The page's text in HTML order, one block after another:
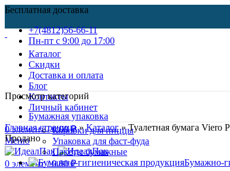
Бесплатная доставка
+7(4812)56-66-11
Пн-пт c 9:00 до 17:00
Каталог
Скидки
Доставка и оплата
Блог
Контакты
Личный кабинет
0элемент / 0.00₽
Меню
0 элемент / 0.00₽
Просмотр категорий
Бумажная упаковка
Коробки для пиццы
Упаковка для фаст-фуда
Пакеты бумажные
Бумажно-
Главная страница»Каталог»Туалетная бумага Viero
Продано